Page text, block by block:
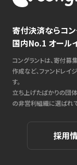
寄付決済ならコン
国内No.1 オール
コングラントは、寄付募
作成など、ファンドレ
す。
立ち上げたばかりの団
の非営利組織に選ばれて
採用